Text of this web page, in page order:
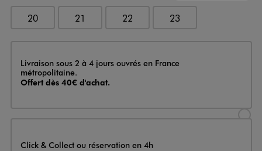
20 21 22 23
Livraison
Livraison sous 2 à 4 jours ouvrés en France
métropolitaine.
Offert dès 40€ d'achat.
Click & Collect ou réservation en 4h